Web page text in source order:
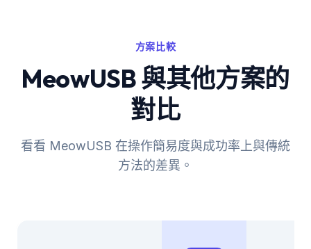
方案比較
MeowUSB 與其他方案的
對比
看看 MeowUSB 在操作簡易度與成功率上與傳統
方法的差異。